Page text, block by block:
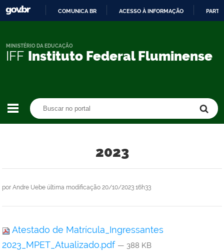
CONTEÚDO
COMUNICA BR ACESSO À INFORMAÇÃO
IFF Instituto Federal Fluminense
MINISTÉRIO DA EDUCAÇÃO
2023
por Andre Uebe última modificação 20/10/2023 16h33
Atestado de Matrícula_Ingressantes
2023_MPET_Atualizado.pdf — 388 KB